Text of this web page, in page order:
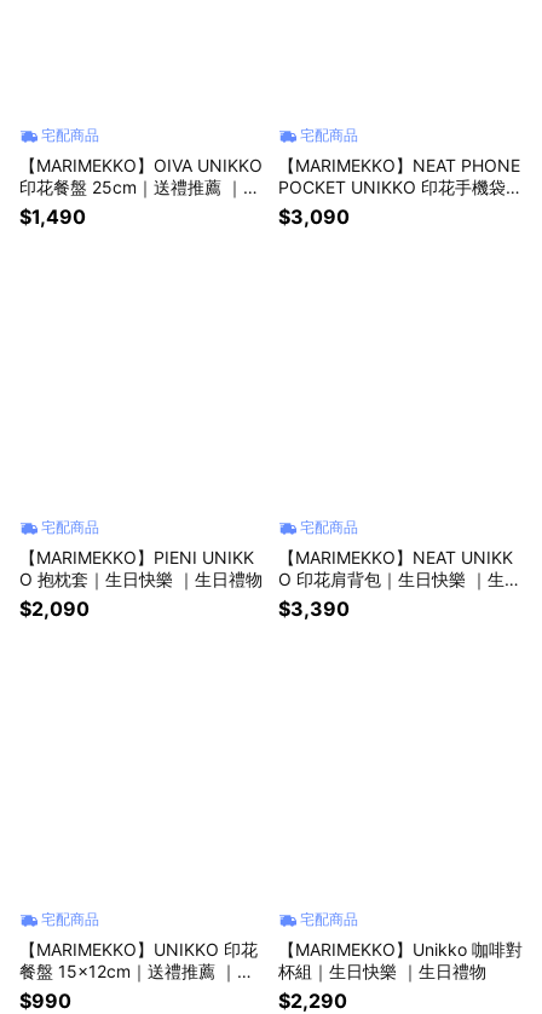
宅配商品
【MARIMEKKO】OIVA UNIKKO
印花餐盤 25cm｜送禮推薦 ｜禮
物推薦
$1,490
宅配商品
【MARIMEKKO】NEAT PHONE
POCKET UNIKKO 印花手機袋｜
生日快樂 ｜生日禮物
$3,090
宅配商品
【MARIMEKKO】PIENI UNIKK
O 抱枕套｜生日快樂 ｜生日禮物
$2,090
宅配商品
【MARIMEKKO】NEAT UNIKK
O 印花肩背包｜生日快樂 ｜生日
禮物
$3,390
宅配商品
【MARIMEKKO】UNIKKO 印花
餐盤 15x12cm｜送禮推薦 ｜禮
物推薦
$990
宅配商品
【MARIMEKKO】Unikko 咖啡對
杯組｜生日快樂 ｜生日禮物
$2,290